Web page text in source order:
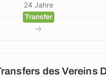
24 Jahre
Transfer
des Vereins